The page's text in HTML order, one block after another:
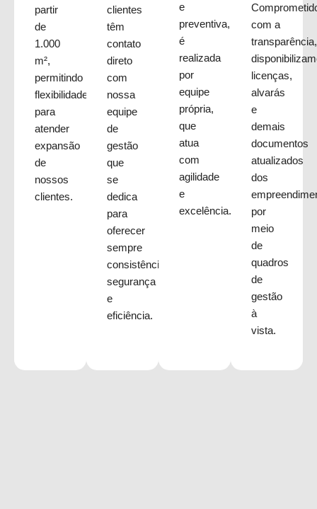
partir
de
1.000
m²,
permitindo
flexibilidade
para
atender
expansão
de
nossos
clientes.
clientes
têm
contato
direto
com
nossa
equipe
de
gestão
que
se
dedica
para
oferecer
sempre
consistência,
segurança
e
eficiência.
e
preventiva,
é
realizada
por
equipe
própria,
que
atua
com
agilidade
e
excelência.
com a
transparência,
licenças,
alvarás
e
demais
documentos
atualizados
dos
por
meio
de
quadros
de
gestão
à
vista.